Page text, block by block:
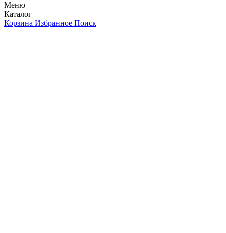
Меню
Каталог
Корзина Избранное Поиск